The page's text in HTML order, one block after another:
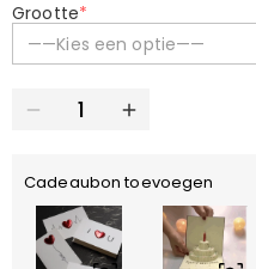
Grootte*
——Kies een optie——
Cadeaubon toevoegen